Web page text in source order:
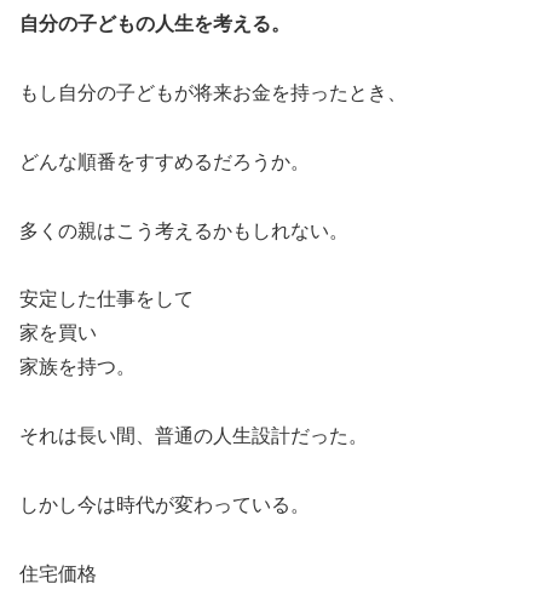
自分の子どもの人生を考える。
もし自分の子どもが将来お金を持ったとき、
どんな順番をすすめるだろうか。
多くの親はこう考えるかもしれない。
安定した仕事をして
家を買い
家族を持つ。
それは長い間、普通の人生設計だった。
しかし今は時代が変わっている。
住宅価格